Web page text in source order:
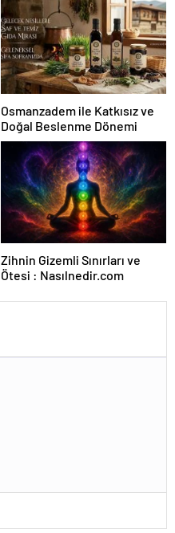
Osmanzadem ile Katkısız ve
Doğal Beslenme Dönemi
Zihnin Gizemli Sınırları ve
Ötesi : Nasılnedir.com